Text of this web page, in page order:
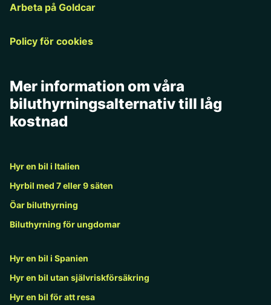
Arbeta på Goldcar
Policy för cookies
Mer information om våra
biluthyrningsalternativ till låg
kostnad
Hyr en bil i Italien
Hyrbil med 7 eller 9 säten
Öar biluthyrning
Biluthyrning för ungdomar
Hyr en bil i Spanien
Hyr en bil utan självriskförsäkring
Hyr en bil för att resa